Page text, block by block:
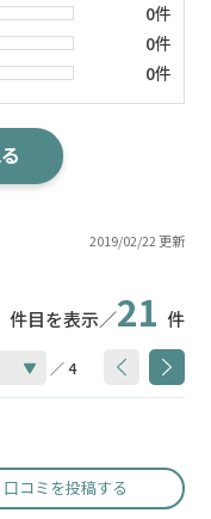
2019/02/22 更新
0件
0件
0件
件目を表示／21 件
／ 4
口コミを投稿する